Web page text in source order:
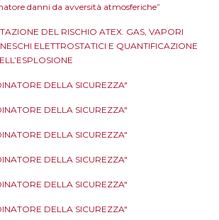
danni da avversità atmosferiche”
DEL RISCHIO ATEX. GAS, VAPORI
ELETTROSTATICI E QUANTIFICAZIONE
DELLA SICUREZZA"
DELLA SICUREZZA"
DELLA SICUREZZA"
DELLA SICUREZZA"
DELLA SICUREZZA"
DELLA SICUREZZA"